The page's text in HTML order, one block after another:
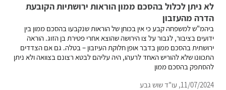
לא ניתן לכלול בהסכם ממון הוראות ירושתיות הקובעת
הדרה מהעזבון
ביהמ"ש למשפחה קבע כי אין בכוחן של הוראות שנקבעו בהסכם ממון בין
ידועים בציבור, לגבור על צו הירושה שהוצא אחרי פטירת בן הזוג. הוראה
ירושתית בהסכם ממון בדבר אופן חלוקת העיזבון – בטלה. גם אם הצדדים
התכוונו שלא להוריש האחד לרעהו, היה עליהם לבטא רצונם בצוואה ולא ניתן
להסתפק בהסכם ממון
11/07/2024, עו"ד שוש גבע